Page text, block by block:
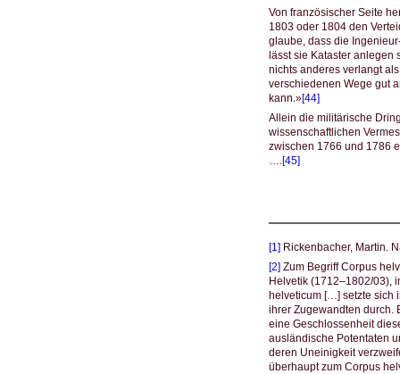
Von französischer Seite
1803 oder 1804 den
glaube, dass die
lässt sie Kataster anlegen
nichts anderes verlangt
verschiedenen Wege gut
kann.»[44]
Allein die militärische
wissenschaftlichen
zwischen 1766 und 1786
[45]
[1]Rickenbacher, Martin.
[2]Zum Begriff Corpus
Helvetik (1712–1802/03),
helveticum […] setzte sich
ihrer Zugewandten durch.
eine Geschlossenheit
ausländische Potentaten
deren Uneinigkeit
überhaupt zum Corpus